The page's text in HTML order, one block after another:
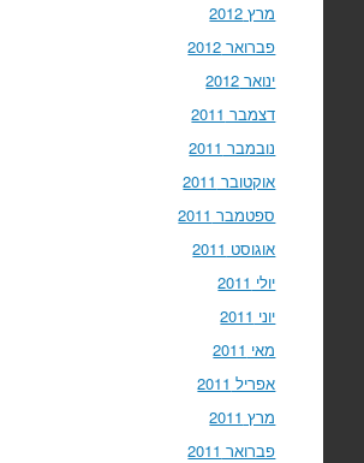
מרץ 2012
פברואר 2012
ינואר 2012
דצמבר 2011
נובמבר 2011
אוקטובר 2011
ספטמבר 2011
אוגוסט 2011
יולי 2011
יוני 2011
מאי 2011
אפריל 2011
מרץ 2011
פברואר 2011